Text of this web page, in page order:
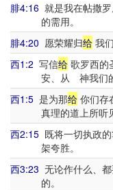
腓4:16 就是我在帖撒
的需用。
腓4:20 愿荣耀归给 我
西1:2 写信给 歌罗西的
安、从 神我们
西1:5 是为那给 你们存
真理的道上所听
西2:15 既将一切执政
架夸胜。
西3:23 无论作什么、
的。